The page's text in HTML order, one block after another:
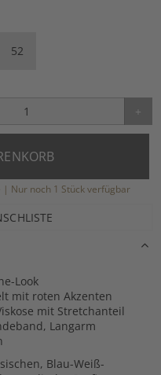
52
+
Nur noch 1 Stück verfügbar
Look
mit roten Akzenten
mit Stretchanteil
Langarm
Blau-Weiß-